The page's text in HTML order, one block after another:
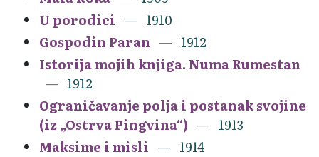
U porodici
1910
Gospodin Paran
1912
Istorija mojih knjiga. Numa Rumestan
1912
Ograničavanje polja i postanak svojine
(iz „Ostrva Pingvina“)
1913
Maksime i misli
1914